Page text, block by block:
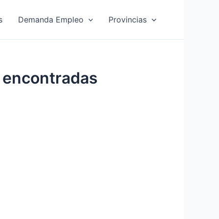
Demanda Empleo Provincias
encontradas